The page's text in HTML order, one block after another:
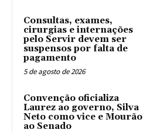
Consultas, exames,
cirurgias e internações
pelo Servir devem ser
suspensos por falta de
pagamento
5 de agosto de 2026
Convenção oficializa
Laurez ao governo, Silva
Neto como vice e Mourão
ao Senado